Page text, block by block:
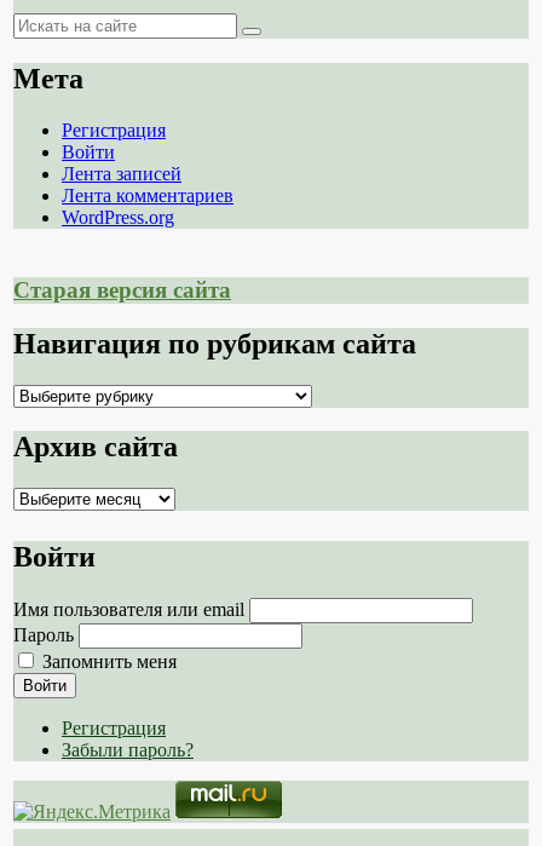
Поиск
Поиск
Мета
Регистрация
Войти
Лента записей
Лента комментариев
WordPress.org
Старая версия сайта
Навигация по рубрикам сайта
Навигация
рубрикам
сайта
Архив сайта
Архив
Войти
Имя пользователя или email
Пароль
Запомнить меня
Войти
Регистрация
Забыли пароль?